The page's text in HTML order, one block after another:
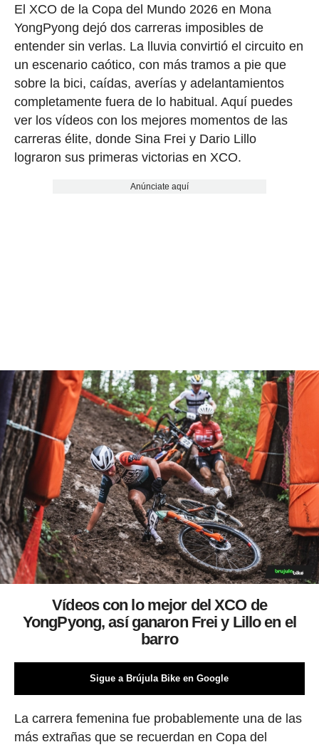
El XCO de la Copa del Mundo 2026 en Mona
YongPyong dejó dos carreras imposibles de
entender sin verlas. La lluvia convirtió el circuito en
un escenario caótico, con más tramos a pie que
sobre la bici, caídas, averías y adelantamientos
completamente fuera de lo habitual. Aquí puedes
ver los vídeos con los mejores momentos de las
carreras élite, donde Sina Frei y Dario Lillo
lograron sus primeras victorias en XCO.
Anúnciate aquí
Vídeos con lo mejor del XCO de
YongPyong, así ganaron Frei y Lillo en el
barro
Sigue a Brújula Bike en Google
La carrera femenina fue probablemente una de las
más extrañas que se recuerdan en Copa del